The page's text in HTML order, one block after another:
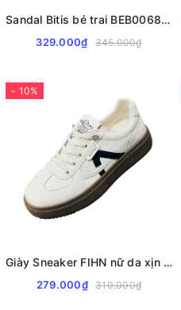
Sandal Bitis bé trai BEB006800
329.000₫ 345.000₫
- 10%
Giày Sneaker FIHN nữ da xịn F705 cao cấp
279.000₫ 310.000₫